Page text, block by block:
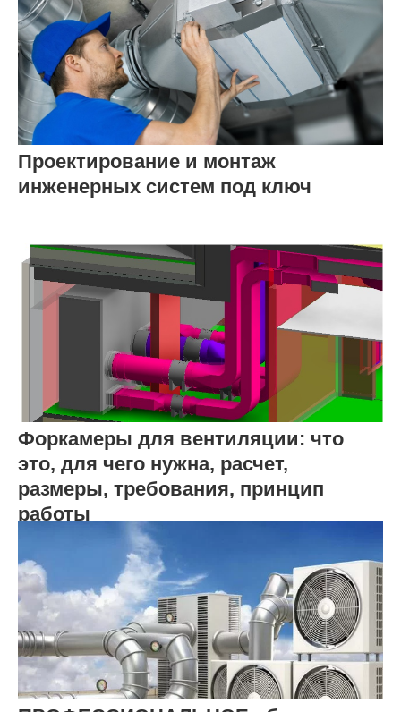
Проектирование и монтаж
инженерных систем под ключ
Форкамеры для вентиляции: что
это, для чего нужна, расчет,
размеры, требования, принцип
работы